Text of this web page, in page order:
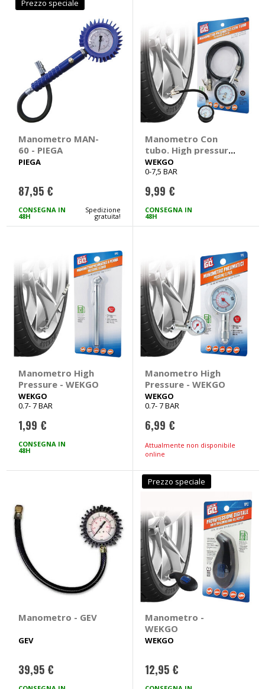
Prezzo speciale
Manometro MAN-
60 - PIEGA
PIEGA
87,95 €
CONSEGNA IN
48H
Spedizione
gratuita!
Manometro Con
tubo. High pressure
- WEKGO
WEKGO
0-7,5 BAR
9,99 €
CONSEGNA IN
48H
Manometro High
Pressure - WEKGO
WEKGO
0.7- 7 BAR
1,99 €
CONSEGNA IN
48H
Manometro High
Pressure - WEKGO
WEKGO
0.7- 7 BAR
6,99 €
Attualmente non disponibile
online
Manometro - GEV
GEV
39,95 €
Prezzo speciale
Manometro -
WEKGO
WEKGO
12,95 €